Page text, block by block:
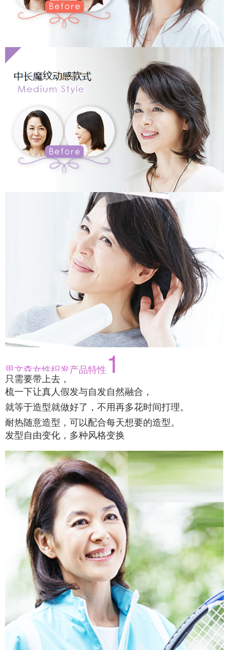
思文森女性织发产品特性 1
只需要带上去，
梳一下让真人假发与自发自然融合，
就等于造型就做好了，不用再多花时间打理。
耐热随意造型，可以配合每天想要的造型。
发型自由变化，多种风格变换